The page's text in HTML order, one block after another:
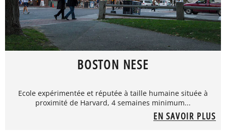
BOSTON NESE
Ecole expérimentée et réputée à taille humaine située à
proximité de Harvard, 4 semaines minimum...
EN SAVOIR PLUS